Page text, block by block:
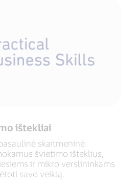
ištekliai
skaitmeninė
švietimo išteklius,
ir mikro verslininkams
savo veiklą.